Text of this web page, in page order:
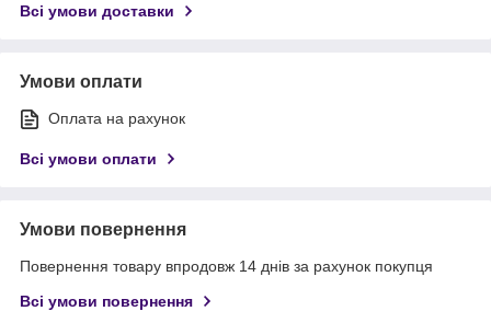
Всі умови доставки
Умови оплати
Оплата на рахунок
Всі умови оплати
Умови повернення
Повернення товару впродовж 14 днів за рахунок покупця
Всі умови повернення